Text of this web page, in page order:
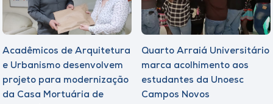
Acadêmicos de Arquitetura
e Urbanismo desenvolvem
projeto para modernização
da Casa Mortuária de
Quarto Arraiá Universitário
marca acolhimento aos
estudantes da Unoesc
Campos Novos